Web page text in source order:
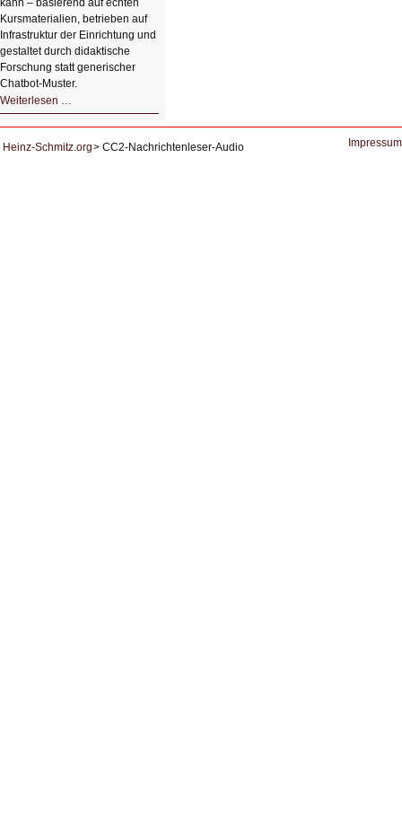
kann – basierend auf echten
Kursmaterialien, betrieben auf
Infrastruktur der Einrichtung und
gestaltet durch didaktische
Forschung statt generischer
Chatbot‑Muster.
Weiterlesen …
KI-
Lernunterstützung
von
Heinz-Schmitz.org CC2-Nachrichtenleser-Audio Impressum